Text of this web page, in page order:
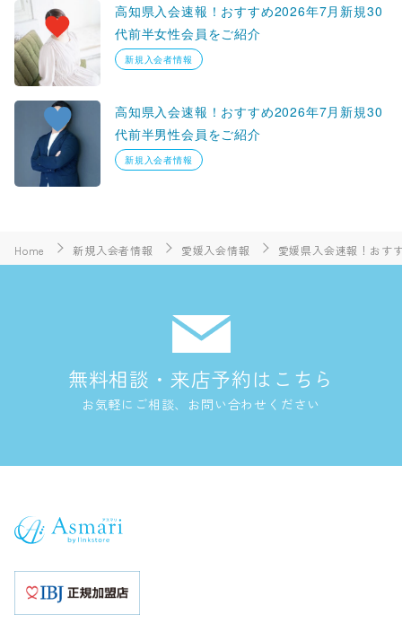
高知県入会速報！おすすめ2026年7月新規30
代前半女性会員をご紹介
新規入会者情報
高知県入会速報！おすすめ2026年7月新規30
代前半男性会員をご紹介
新規入会者情報
Home 新規入会者情報 愛媛入会情報 愛媛県入会速報！おす
無料相談・来店予約はこちら
お気軽にご相談、お問い合わせください